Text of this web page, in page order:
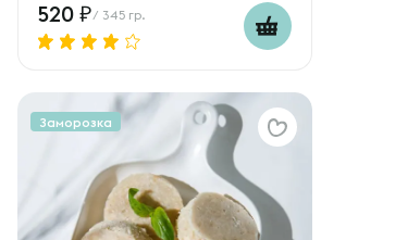
520 / 345 гр.
Заморозка